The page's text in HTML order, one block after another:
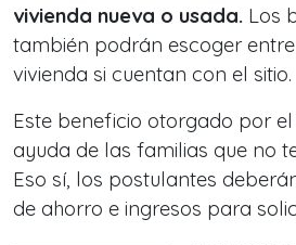
vivienda nueva o usada. Los
también podrán escoger
vivienda si cuentan con el sitio.
Este beneficio otorgado por
ayuda de las familias que no
Eso sí, los postulantes
de ahorro e ingresos para